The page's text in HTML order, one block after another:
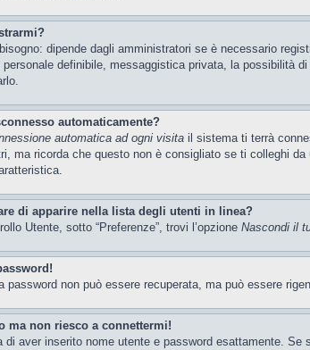
dipende dagli amministratori se è necessario
personale definibile, messaggistica privata, la
automaticamente?
automatica ad ogni visita il sistema ti terrà
ma ricorda che questo non è consigliato se ti colleghi
di apparire nella lista degli utenti in linea?
Utente, sotto “Preferenze”, trovi l’opzione Nascondi il
password non può essere recuperata, ma può essere
ma non riesco a connettermi!
di aver inserito nome utente e password esattamente.